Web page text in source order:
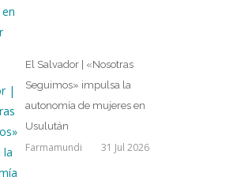
El Salvador | «Nosotras
Seguimos» impulsa la
autonomía de mujeres en
Usulután
Farmamundi 31 Jul 2026